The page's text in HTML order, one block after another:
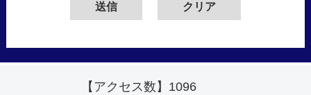
【アクセス数】 1096